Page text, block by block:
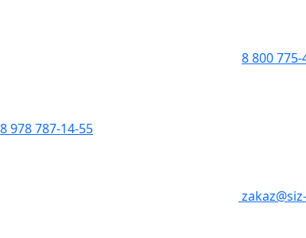
8 800 775-
8 978 787-14-55